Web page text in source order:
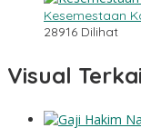
Kesemestaan
28916 Dilihat
Visual